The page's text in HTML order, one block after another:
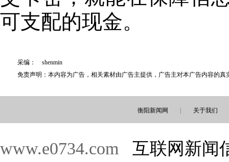
可支配的现金。
采编： shenmin
免责声明：本内容为广告，相关素材由广告主提供，广告主对本广告内容的
衡阳新闻网 关于我们
www.e0734.com 互联网新闻